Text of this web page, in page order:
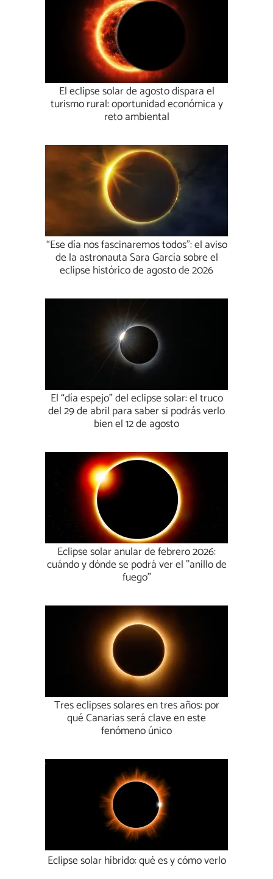
El eclipse solar de agosto dispara el
turismo rural: oportunidad económica y
reto ambiental
“Ese día nos fascinaremos todos”: el aviso
de la astronauta Sara García sobre el
eclipse histórico de agosto de 2026
El “día espejo” del eclipse solar: el truco
del 29 de abril para saber si podrás verlo
bien el 12 de agosto
Eclipse solar anular de febrero 2026:
cuándo y dónde se podrá ver el ''anillo de
fuego''
Tres eclipses solares en tres años: por
qué Canarias será clave en este
fenómeno único
Eclipse solar híbrido: qué es y cómo verlo